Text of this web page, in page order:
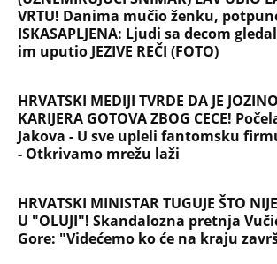
VRTU! Danima mučio ženku,
ISKASAPLJENA: Ljudi sa decom
im uputio JEZIVE REČI (FOTO)
HRVATSKI MEDIJI TVRDE DA JE
KARIJERA GOTOVA ZBOG CECE!
Jakova - U sve upleli fantomsku
- Otkrivamo mrežu laži
HRVATSKI MINISTAR TUGUJE ŠTO
U "OLUJI"! Skandalozna pretnja
Gore: "Videćemo ko će na kraju